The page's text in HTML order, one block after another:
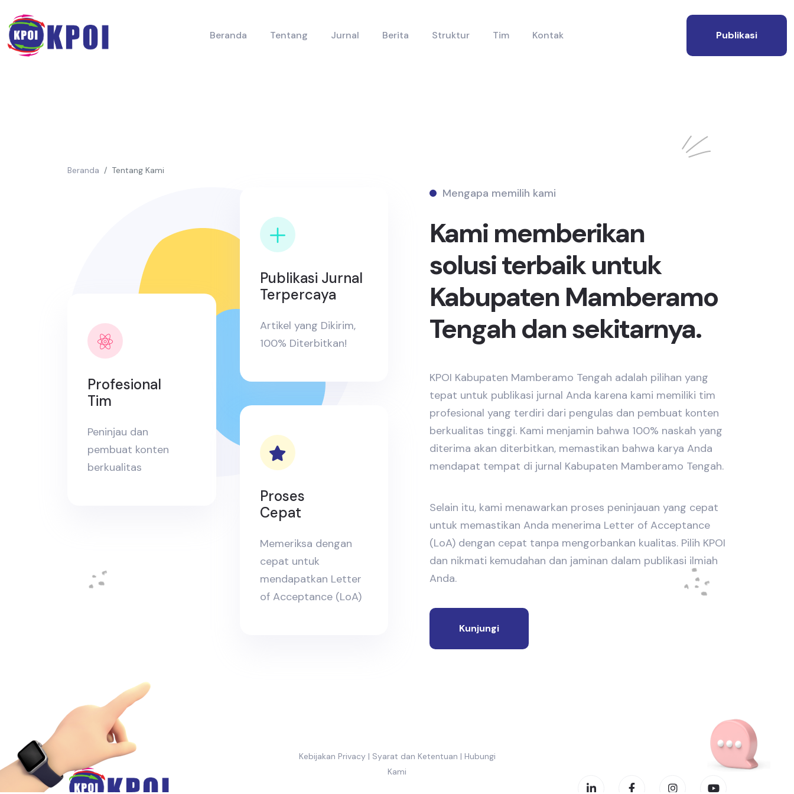
Beranda Tentang Jurnal Berita Struktur Tim Kontak Publikasi
Beranda Tentang Kami
Profesional
Tim
Peninjau dan
pembuat konten
berkualitas
Publikasi Jurnal
Terpercaya
Artikel yang Dikirim,
100% Diterbitkan!
Proses
Cepat
Memeriksa dengan
cepat untuk
mendapatkan Letter
of Acceptance (LoA)
Mengapa memilih kami
Kami memberikan
solusi terbaik untuk
Kabupaten Mamberamo
Tengah dan sekitarnya.
KPOI Kabupaten Mamberamo Tengah adalah pilihan yang
tepat untuk publikasi jurnal Anda karena kami memiliki tim
profesional yang terdiri dari pengulas dan pembuat konten
berkualitas tinggi. Kami menjamin bahwa 100% naskah yang
diterima akan diterbitkan, memastikan bahwa karya Anda
mendapat tempat di jurnal Kabupaten Mamberamo Tengah.
Selain itu, kami menawarkan proses peninjauan yang cepat
untuk memastikan Anda menerima Letter of Acceptance
(LoA) dengan cepat tanpa mengorbankan kualitas. Pilih KPOI
dan nikmati kemudahan dan jaminan dalam publikasi ilmiah
Anda.
Kunjungi
Kebijakan Privacy| Syarat dan Ketentuan | Hubungi
Kami